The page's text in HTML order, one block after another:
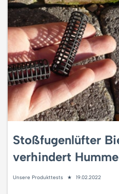
Stoßfugenlüfter
verhindert
Unsere Produkttests 19.02.2022